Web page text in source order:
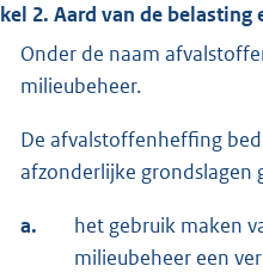
2. Aard van de belasting
Onder de naam
milieubeheer.
De afvalstoffenheffing
afzonderlijke grondslagen
a.
het gebruik maken
milieubeheer een